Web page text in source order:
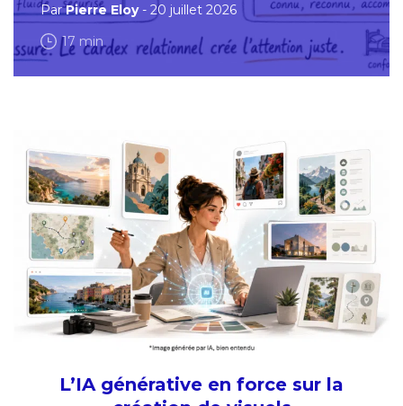
ParPierre Eloy- 20 juillet 2026
17 min
L’IA générative en force sur la